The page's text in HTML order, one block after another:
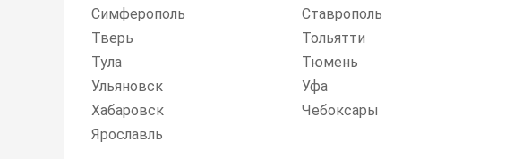
Симферополь
Ставрополь
Тверь
Тольятти
Тула
Тюмень
Ульяновск
Уфа
Хабаровск
Чебоксары
Ярославль